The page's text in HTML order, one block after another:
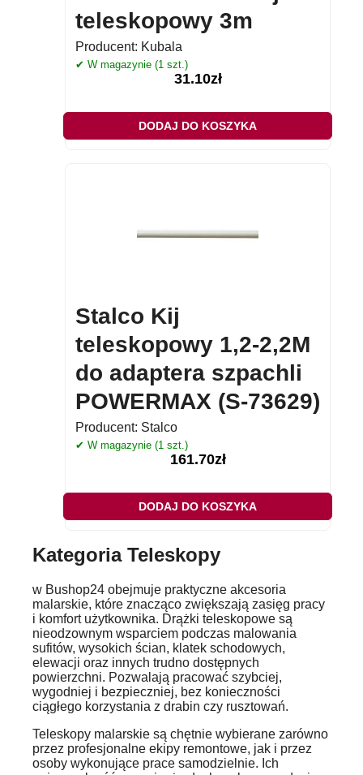
teleskopowy 3m
Producent: Kubala
✔ W magazynie (1 szt.)
31.10zł
DODAJ DO KOSZYKA
Stalco Kij
teleskopowy 1,2-2,2M
do adaptera szpachli
POWERMAX (S-73629)
Producent: Stalco
✔ W magazynie (1 szt.)
161.70zł
DODAJ DO KOSZYKA
Kategoria Teleskopy
w Bushop24 obejmuje praktyczne akcesoria
malarskie, które znacząco zwiększają zasięg pracy
i komfort użytkownika. Drążki teleskopowe są
nieodzownym wsparciem podczas malowania
sufitów, wysokich ścian, klatek schodowych,
elewacji oraz innych trudno dostępnych
powierzchni. Pozwalają pracować szybciej,
wygodniej i bezpieczniej, bez konieczności
ciągłego korzystania z drabin czy rusztowań.
Teleskopy malarskie są chętnie wybierane zarówno
przez profesjonalne ekipy remontowe, jak i przez
osoby wykonujące prace samodzielnie. Ich